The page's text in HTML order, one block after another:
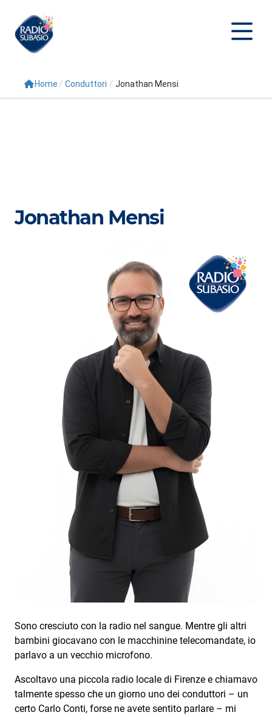
Cerca
Conduttori
Novità
Subasio Playlist
Web Radio
Radio Subasio
Radio Subasio +
Radio Subasio Disco Club
Radio Suby
Subasio Collection
Subasio Per Un’Ora D’Amore
Foto
Speciali
Oroscopo
Radio Subasio Music Club
Home / Conduttori / Jonathan Mensi
Jonathan Mensi
Sono cresciuto con la radio nel sangue. Mentre gli altri
bambini giocavano con le macchinine telecomandate, io
parlavo a un vecchio microfono.
Ascoltavo una piccola radio locale di Firenze e chiamavo
talmente spesso che un giorno uno dei conduttori – un
certo Carlo Conti, forse ne avete sentito parlare – mi